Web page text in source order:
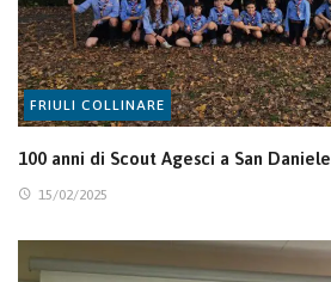
FRIULI COLLINARE
100 anni di Scout Agesci a San Daniele
15/02/2025